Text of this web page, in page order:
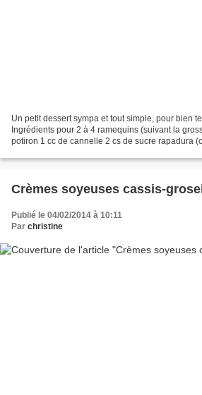
Un petit dessert sympa et tout simple, pour bien
Ingrédients pour 2 à 4 ramequins (suivant la
potiron 1 cc de cannelle 2 cs de sucre rapadura
Crèmes soyeuses cassis-
Publié le 04/02/2014 à 10:11
Par christine